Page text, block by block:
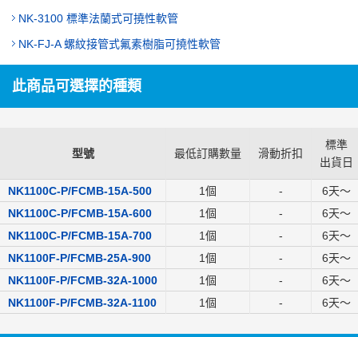
NK-3100 標準法蘭式可撓性軟管
NK-FJ-A 螺紋接管式氟素樹脂可撓性軟管
此商品可選擇的種類
型號 最低訂購數量 滑動折扣
標準
出貨日
NK1100C-P/FCMB-15A-500 1個 - 6天～
NK1100C-P/FCMB-15A-600
1個 - 6天～
NK1100C-P/FCMB-15A-700
1個 - 6天～
NK1100F-P/FCMB-25A-900
1個 - 6天～
NK1100F-P/FCMB-32A-1000
1個 - 6天～
NK1100F-P/FCMB-32A-1100
1個 - 6天～